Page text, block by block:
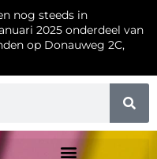
nog steeds in
2025 onderdeel van
op Donauweg 2C,